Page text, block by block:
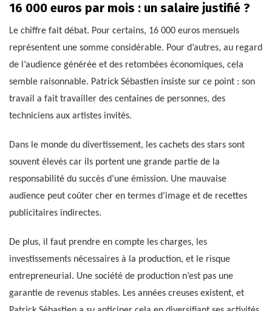
16 000 euros par mois : un salaire justifié ?
Le chiffre fait débat. Pour certains, 16 000 euros mensuels
représentent une somme considérable. Pour d’autres, au regard
de l’audience générée et des retombées économiques, cela
semble raisonnable. Patrick Sébastien insiste sur ce point : son
travail a fait travailler des centaines de personnes, des
techniciens aux artistes invités.
Dans le monde du divertissement, les cachets des stars sont
souvent élevés car ils portent une grande partie de la
responsabilité du succès d’une émission. Une mauvaise
audience peut coûter cher en termes d’image et de recettes
publicitaires indirectes.
De plus, il faut prendre en compte les charges, les
investissements nécessaires à la production, et le risque
entrepreneurial. Une société de production n’est pas une
garantie de revenus stables. Les années creuses existent, et